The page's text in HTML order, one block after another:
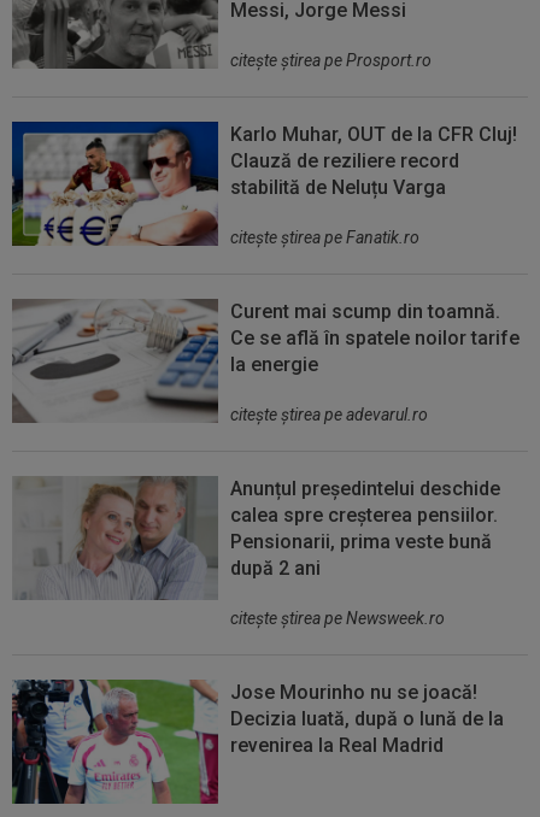
Messi, Jorge Messi
citeşte ştirea pe Prosport.ro
Karlo Muhar, OUT de la CFR Cluj!
Clauză de reziliere record
stabilită de Neluțu Varga
citeşte ştirea pe Fanatik.ro
Curent mai scump din toamnă.
Ce se află în spatele noilor tarife
la energie
citeşte ştirea pe adevarul.ro
Anunțul președintelui deschide
calea spre creșterea pensiilor.
Pensionarii, prima veste bună
după 2 ani
citeşte ştirea pe Newsweek.ro
Jose Mourinho nu se joacă!
Decizia luată, după o lună de la
revenirea la Real Madrid